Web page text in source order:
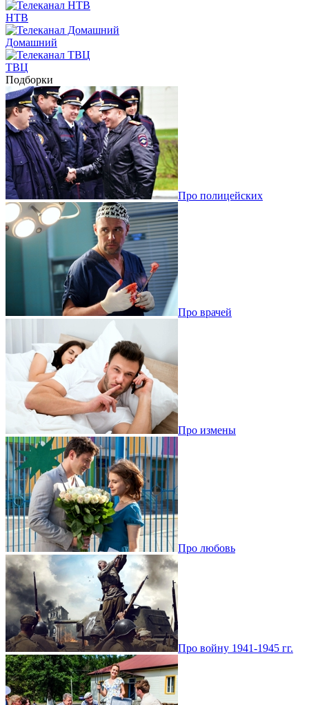
НТВ
Домашний
ТВЦ
Подборки
Про полицейских
Про врачей
Про измены
Про любовь
Про войну 1941-1945 гг.